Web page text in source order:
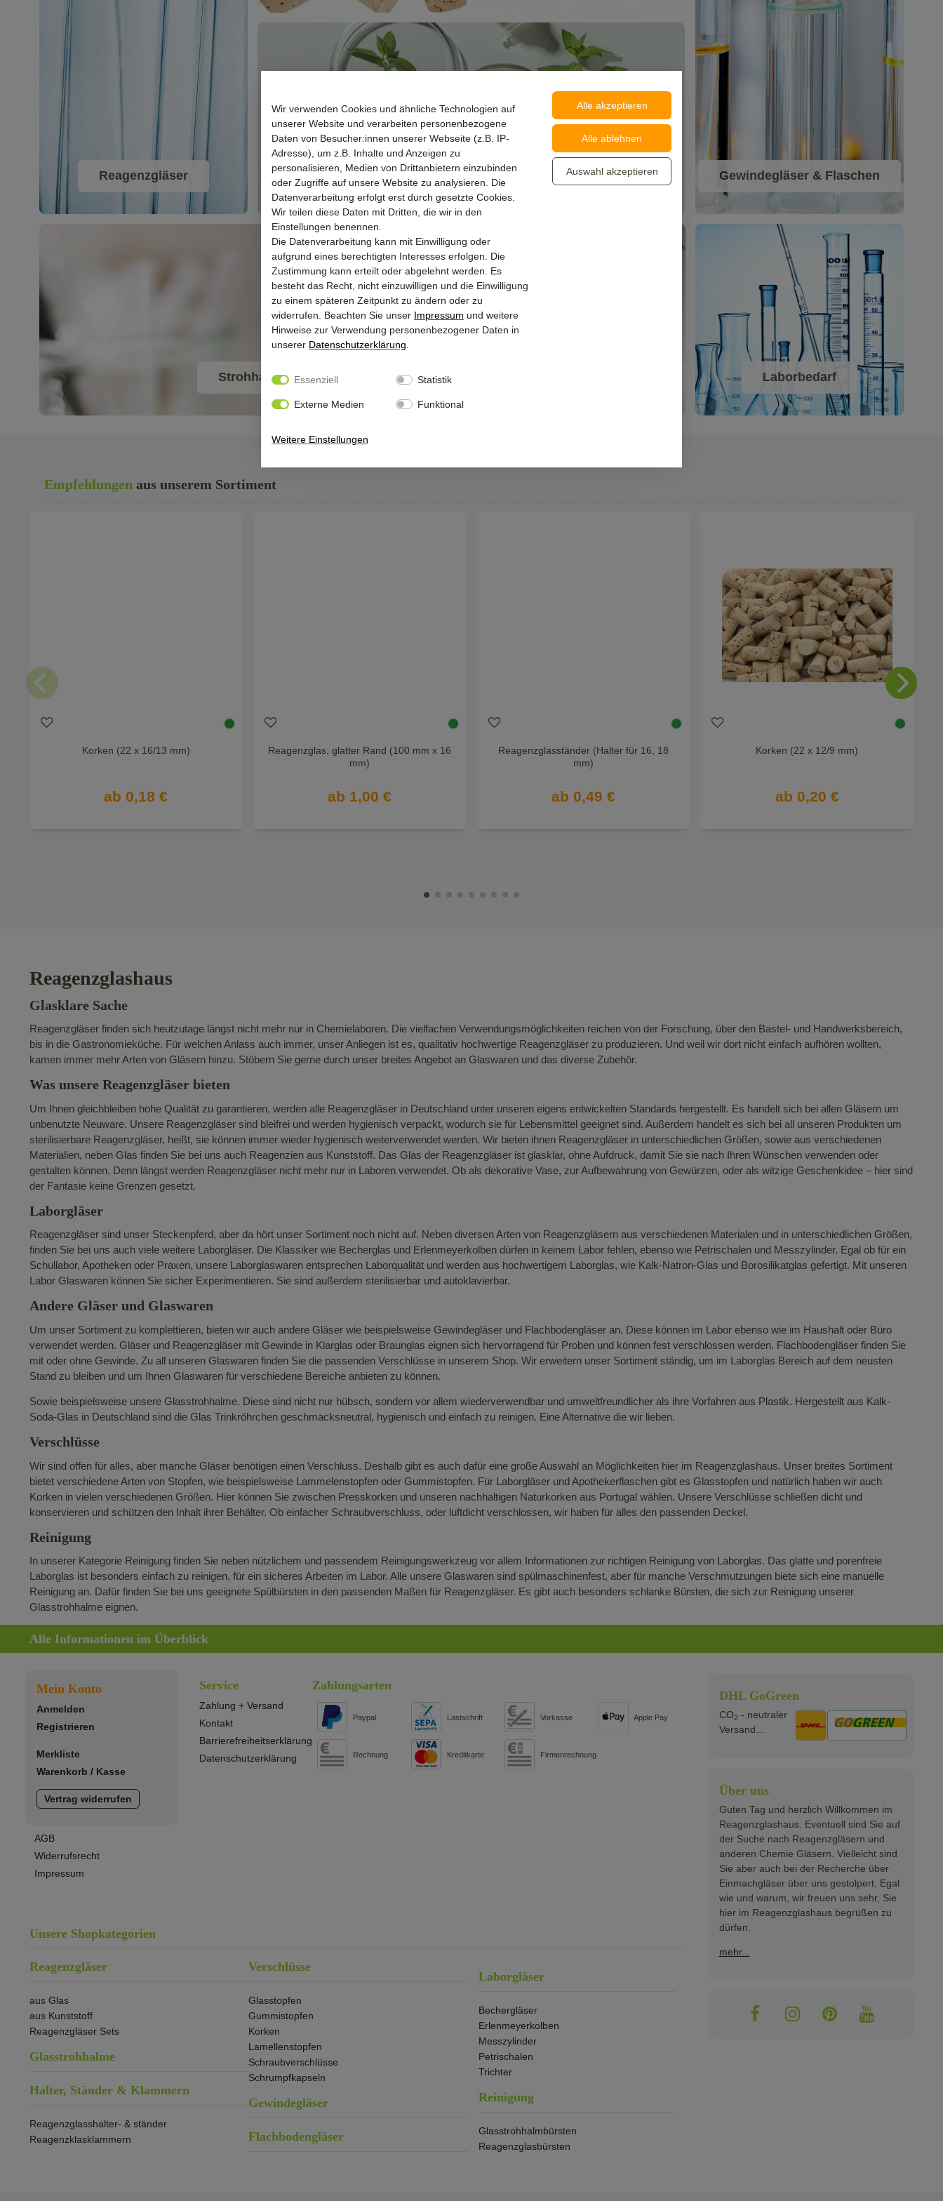
nzglas
klam
mern
Laborgläser
Petris
chalen
Tricht
er
Reagenzgläser Petrischalen Gewindegläser & Flaschen
Strohhalme Laborbedarf
Empfehlungen aus unserem Sortiment
Korken (22 x 16/13 mm)
ab 0,18 €
Reagenzglas, glatter Rand (100 mm x 16
mm)
ab 1,00 €
Reagenzglasständer (Halter für 16, 18
mm)
ab 0,49 €
Korken (22 x 12/9 mm)
ab 0,20 €
Reagenzglashaus
Glasklare Sache
Reagenzgläser finden sich heutzutage längst nicht mehr nur in Chemielaboren. Die vielfachen Verwendungsmöglichkeiten reichen von der Forschung, über den Bastel- und Handwerksbereich,
bis in die Gastronomieküche. Für welchen Anlass auch immer, unser Anliegen ist es, qualitativ hochwertige Reagenzgläser zu produzieren. Und weil wir dort nicht einfach aufhören wollten,
kamen immer mehr Arten von Gläsern hinzu. Stöbern Sie gerne durch unser breites Angebot an Glaswaren und das diverse Zubehör.
Was unsere Reagenzgläser bieten
Um Ihnen gleichbleiben hohe Qualität zu garantieren, werden alle Reagenzgläser in Deutschland unter unseren eigens entwickelten Standards hergestellt. Es handelt sich bei allen Gläsern um
unbenutzte Neuware. Unsere Reagenzgläser sind bleifrei und werden hygienisch verpackt, wodurch sie für Lebensmittel geeignet sind. Außerdem handelt es sich bei all unseren Produkten um
sterilisierbare Reagenzgläser, heißt, sie können immer wieder hygienisch weiterverwendet werden. Wir bieten ihnen Reagenzgläser in unterschiedlichen Größen, sowie aus verschiedenen
Materialien, neben Glas finden Sie bei uns auch Reagenzien aus Kunststoff. Das Glas der Reagenzgläser ist glasklar, ohne Aufdruck, damit Sie sie nach Ihren Wünschen verwenden oder
gestalten können. Denn längst werden Reagenzgläser nicht mehr nur in Laboren verwendet. Ob als dekorative Vase, zur Aufbewahrung von Gewürzen, oder als witzige Geschenkidee – hier sind
der Fantasie keine Grenzen gesetzt.
Laborgläser
Reagenzgläser sind unser Steckenpferd, aber da hört unser Sortiment noch nicht auf. Neben diversen Arten von Reagenzgläsern aus verschiedenen Materialen und in unterschiedlichen Größen,
finden Sie bei uns auch viele weitere Laborgläser. Die Klassiker wie Becherglas und Erlenmeyerkolben dürfen in keinem Labor fehlen, ebenso wie Petrischalen und Messzylinder. Egal ob für ein
Schullabor, Apotheken oder Praxen, unsere Laborglaswaren entsprechen Laborqualität und werden aus hochwertigem Laborglas, wie Kalk-Natron-Glas und Borosilikatglas gefertigt. Mit unseren
Labor Glaswaren können Sie sicher Experimentieren. Sie sind außerdem sterilisierbar und autoklavierbar.
Andere Gläser und Glaswaren
Um unser Sortiment zu komplettieren, bieten wir auch andere Gläser wie beispielsweise Gewindegläser und Flachbodengläser an. Diese können im Labor ebenso wie im Haushalt oder Büro
verwendet werden. Gläser und Reagenzgläser mit Gewinde in Klarglas oder Braunglas eignen sich hervorragend für Proben und können fest verschlossen werden. Flachbodengläser finden Sie
mit oder ohne Gewinde. Zu all unseren Glaswaren finden Sie die passenden Verschlüsse in unserem Shop. Wir erweitern unser Sortiment ständig, um im Laborglas Bereich auf dem neusten
Stand zu bleiben und um Ihnen Glaswaren für verschiedene Bereiche anbieten zu können.
Sowie beispielsweise unsere Glasstrohhalme. Diese sind nicht nur hübsch, sondern vor allem wiederverwendbar und umweltfreundlicher als ihre Vorfahren aus Plastik. Hergestellt aus Kalk-
Soda-Glas in Deutschland sind die Glas Trinkröhrchen geschmacksneutral, hygienisch und einfach zu reinigen. Eine Alternative die wir lieben.
Verschlüsse
Wir sind offen für alles, aber manche Gläser benötigen einen Verschluss. Deshalb gibt es auch dafür eine große Auswahl an Möglichkeiten hier im Reagenzglashaus. Unser breites Sortiment
bietet verschiedene Arten von Stopfen, wie beispielsweise Lammelenstopfen oder Gummistopfen. Für Laborgläser und Apothekerflaschen gibt es Glasstopfen und natürlich haben wir auch
Korken in vielen verschiedenen Größen. Hier können Sie zwischen Presskorken und unseren nachhaltigen Naturkorken aus Portugal wählen. Unsere Verschlüsse schließen dicht und
konservieren und schützen den Inhalt ihrer Behälter. Ob einfacher Schraubverschluss, oder luftdicht verschlossen, wir haben für alles den passenden Deckel.
Reinigung
In unserer Kategorie Reinigung finden Sie neben nützlichem und passendem Reinigungswerkzeug vor allem Informationen zur richtigen Reinigung von Laborglas. Das glatte und porenfreie
Laborglas ist besonders einfach zu reinigen, für ein sicheres Arbeiten im Labor. Alle unsere Glaswaren sind spülmaschinenfest, aber für manche Verschmutzungen biete sich eine manuelle
Reinigung an. Dafür finden Sie bei uns geeignete Spülbürsten in den passenden Maßen für Reagenzgläser. Es gibt auch besonders schlanke Bürsten, die sich zur Reinigung unserer
Glasstrohhalme eignen.
Alle Informationen im Überblick
Mein Konto
Anmelden
Registrieren
Merkliste
Warenkorb / Kasse
Vertrag widerrufen
AGB
Widerrufsrecht
Impressum
Service
Zahlung + Versand
Kontakt
Barrierefreiheitserklärung
Datenschutzerklärung
Zahlungsarten
Paypal Lastschrift Vorkasse Apple Pay
Rechnung Kreditkarte Firmenrechnung
Unsere Shopkategorien
Reagenzgläser
aus Glas
aus Kunststoff
Reagenzgläser Sets
Glasstrohhalme
Halter, Ständer & Klammern
Reagenzglasshalter- & ständer
Reagenzklasklammern
Verschlüsse
Glasstopfen
Gummistopfen
Korken
Lamellenstopfen
Schraubverschlüsse
Schrumpfkapseln
Gewindegläser
Flachbodengläser
Laborgläser
Bechergläser
Erlenmeyerkolben
Messzylinder
Petrischalen
Trichter
Reinigung
Glasstrohhalmbürsten
Reagenzglasbürsten
DHL GoGreen
CO2- neutraler
Versand...
Über uns
Guten Tag und herzlich Willkommen im
Reagenzglashaus. Eventuell sind Sie auf
der Suche nach Reagenzgläsern und
anderen Chemie Gläsern. Vielleicht sind
Sie aber auch bei der Recherche über
Einmachgläser über uns gestolpert. Egal
wie und warum, wir freuen uns sehr, Sie
hier im Reagenzglashaus begrüßen zu
dürfen.
mehr...
Wir verwenden Cookies und ähnliche Technologien auf
unserer Website und verarbeiten personenbezogene
Daten von Besucher:innen unserer Webseite (z.B. IP-
Adresse), um z.B. Inhalte und Anzeigen zu
personalisieren, Medien von Drittanbietern einzubinden
oder Zugriffe auf unsere Website zu analysieren. Die
Datenverarbeitung erfolgt erst durch gesetzte Cookies.
Wir teilen diese Daten mit Dritten, die wir in den
Einstellungen benennen.
Die Datenverarbeitung kann mit Einwilligung oder
aufgrund eines berechtigten Interesses erfolgen. Die
Zustimmung kann erteilt oder abgelehnt werden. Es
besteht das Recht, nicht einzuwilligen und die Einwilligung
zu einem späteren Zeitpunkt zu ändern oder zu
widerrufen. Beachten Sie unser Impressum und weitere
Hinweise zur Verwendung personenbezogener Daten in
unserer Daten­schutz­erklärung
Essenziell Statistik
Externe Medien Funktional
Weitere Einstellungen
Alle akzeptieren
Alle ablehnen
Auswahl akzeptieren